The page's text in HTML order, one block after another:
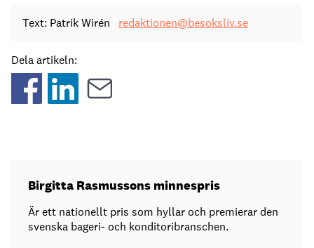
Text: Patrik Wirén redaktionen@besoksliv.se
Dela artikeln:
Birgitta Rasmussons minnespris
Är ett nationellt pris som hyllar och premierar den
svenska bageri- och konditoribranschen.